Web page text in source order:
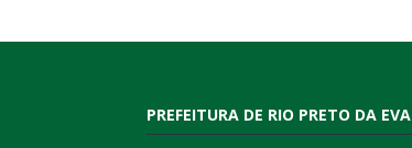
PREFEITURA DE RIO PRETO DA EVA